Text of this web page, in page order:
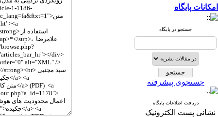
امکانات پایگاه
جستجو در پایگاه
جستجوی پیشرفته
دریافت اطلاعات پایگاه
نشانی پست الکترونیک